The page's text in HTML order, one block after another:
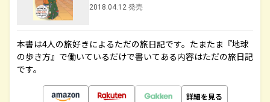
2018.04.12 発売
本書は4人の旅好きによるただの旅日記です。たまたま『地球
の歩き方』で働いているだけで書いてある内容はただの旅日記
です。
詳細を見る